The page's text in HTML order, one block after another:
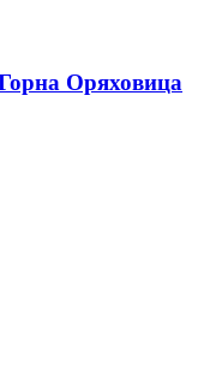
Оряховица